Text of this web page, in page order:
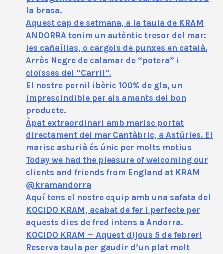
la brasa.
Aquest cap de setmana, a la taula de KRAM
ANDORRA tenim un autèntic tresor del mar:
les cañaíllas, o cargols de punxes en català.
Arròs Negre de calamar de “potera” i
cloïsses del “Carril”.
El nostre pernil ibèric 100% de gla, un
imprescindible per als amants del bon
producte.
Àpat extraordinari amb marisc portat
directament del mar Cantàbric, a Astúries. El
marisc asturià és únic per molts motius
Today we had the pleasure of welcoming our
clients and friends from England at KRAM
@kramandorra
Aquí tens el nostre equip amb una safata del
KOCIDO KRAM, acabat de fer i perfecte per
aquests dies de fred intens a Andorra.
KOCIDO KRAM — Aquest dijous 5 de febrer!
Reserva taula per gaudir d’un plat molt